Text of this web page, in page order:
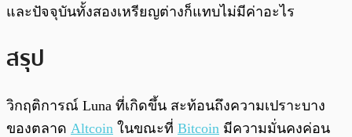
และปัจจุบันทั้งสองเหรียญต่างก็แทบไม่มีค่าอะไร
สรุป
วิกฤติการณ์ Luna ที่เกิดขึ้น สะท้อนถึงความเปราะบาง
ของตลาด Altcoin ในขณะที่ Bitcoin มีความมั่นคงค่อน